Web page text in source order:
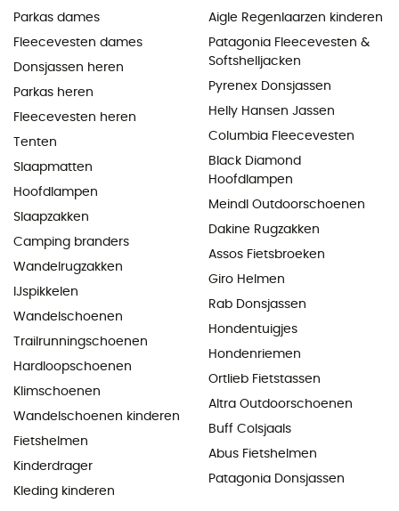
Parkas dames
Fleecevesten dames
Donsjassen heren
Parkas heren
Fleecevesten heren
Tenten
Slaapmatten
Hoofdlampen
Slaapzakken
Camping branders
Wandelrugzakken
IJspikkelen
Wandelschoenen
Trailrunningschoenen
Hardloopschoenen
Klimschoenen
Wandelschoenen kinderen
Fietshelmen
Kinderdrager
Kleding kinderen
Aigle Regenlaarzen kinderen
Patagonia Fleecevesten &
Softshelljacken
Pyrenex Donsjassen
Helly Hansen Jassen
Columbia Fleecevesten
Black Diamond
Hoofdlampen
Meindl Outdoorschoenen
Dakine Rugzakken
Assos Fietsbroeken
Giro Helmen
Rab Donsjassen
Hondentuigjes
Hondenriemen
Ortlieb Fietstassen
Altra Outdoorschoenen
Buff Colsjaals
Abus Fietshelmen
Patagonia Donsjassen